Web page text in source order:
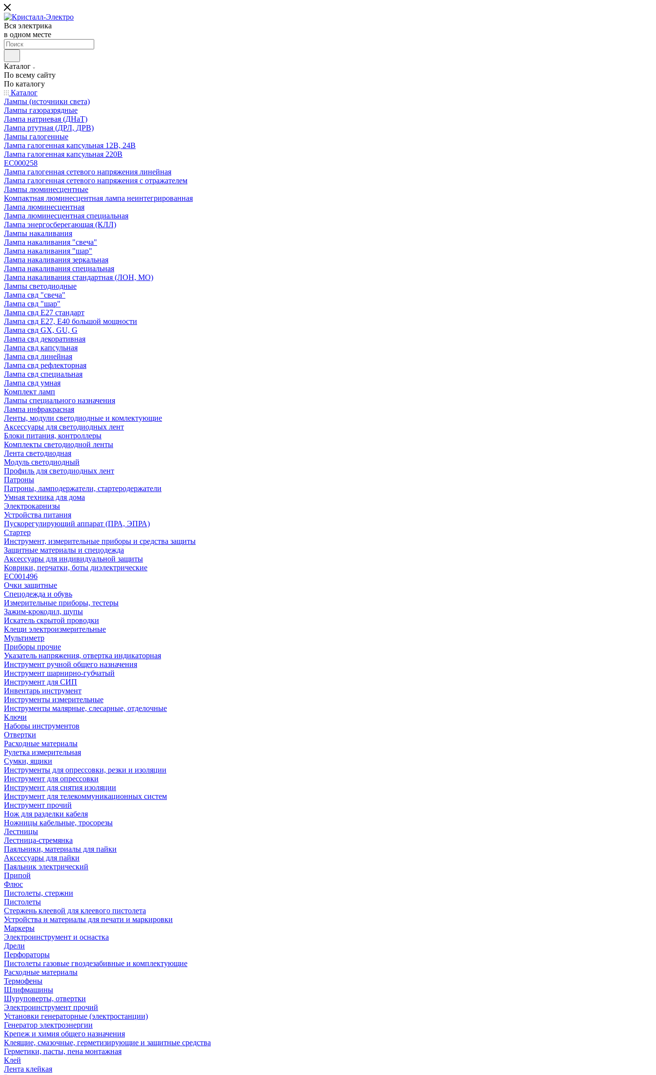
Вся электрика
в одном месте
Каталог
По всему сайту
По каталогу
Каталог
Лампы (источники света)
Лампы газоразрядные
Лампа натриевая (ДНаТ)
Лампа ртутная (ДРЛ, ДРВ)
Лампы галогенные
Лампа галогенная капсульная 12В, 24В
Лампа галогенная капсульная 220В
EC000258
Лампа галогенная сетевого напряжения линейная
Лампа галогенная сетевого напряжения с отражателем
Лампы люминесцентные
Компактная люминесцентная лампа неинтегрированная
Лампа люминесцентная
Лампа люминесцентная специальная
Лампа энергосберегающая (КЛЛ)
Лампы накаливания
Лампа накаливания "свеча"
Лампа накаливания "шар"
Лампа накаливания зеркальная
Лампа накаливания специальная
Лампа накаливания стандартная (ЛОН, МО)
Лампы светодиодные
Лампа свд "свеча"
Лампа свд "шар"
Лампа свд E27 стандарт
Лампа свд E27, Е40 большой мощности
Лампа свд GX, GU, G
Лампа свд декоративная
Лампа свд капсульная
Лампа свд линейная
Лампа свд рефлекторная
Лампа свд специальная
Лампа свд умная
Комплект ламп
Лампы специального назначения
Лампа инфракрасная
Ленты, модули светодиодные и комлектующие
Аксессуары для светодиодных лент
Блоки питания, контроллеры
Комплекты светодиодной ленты
Лента светодиодная
Модуль светодиодный
Профиль для светодиодных лент
Патроны
Патроны, ламподержатели, стартеродержатели
Умная техника для дома
Электрокарнизы
Устройства питания
Пускорегулирующий аппарат (ПРА, ЭПРА)
Стартер
Инструмент, измерительные приборы и средства защиты
Защитные материалы и спецодежда
Аксессуары для индивидуальной защиты
Коврики, перчатки, боты диэлектрические
EC001496
Очки защитные
Спецодежда и обувь
Измерительные приборы, тестеры
Зажим-крокодил, щупы
Искатель скрытой проводки
Клещи электроизмерительные
Мультиметр
Приборы прочие
Указатель напряжения, отвертка индикаторная
Инструмент ручной общего назначения
Инструмент шарнирно-губчатый
Инструмент для СИП
Инвентарь инструмент
Инструменты измерительные
Инструменты малярные, слесарные, отделочные
Ключи
Наборы инструментов
Отвертки
Расходные материалы
Рулетка измерительная
Сумки, ящики
Инструменты для опрессовки, резки и изоляции
Инструмент для опрессовки
Инструмент для снятия изоляции
Инструмент для телекоммуникационных систем
Инструмент прочий
Нож для разделки кабеля
Ножницы кабельные, тросорезы
Лестницы
Лестница-стремянка
Паяльники, материалы для пайки
Аксессуары для пайки
Паяльник электрический
Припой
Флюс
Пистолеты, стержни
Пистолеты
Стержень клеевой для клеевого пистолета
Устройства и материалы для печати и маркировки
Маркеры
Электроинструмент и оснастка
Дрели
Перфораторы
Пистолеты газовые гвоздезабивные и комплектующие
Расходные материалы
Термофены
Шлифмашины
Шуруповерты, отвертки
Электроинструмент прочий
Установки генераторные (электростанции)
Генератор электроэнергии
Крепеж и химия общего назначения
Клеящие, смазочные, герметизирующие и защитные средства
Герметики, пасты, пена монтажная
Клей
Лента клейкая